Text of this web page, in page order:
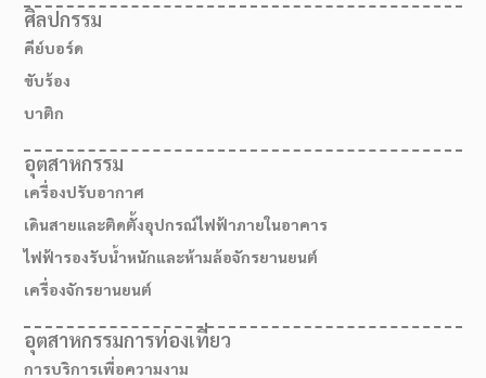
ศิลปกรรม
คีย์บอร์ด
ขับร้อง
บาติก
อุตสาหกรรม
เครื่องปรับอากาศ
เดินสายและติดตั้งอุปกรณ์ไฟฟ้าภายในอาคาร
ไฟฟ้ารองรับน้ำหนักและห้ามล้อจักรยานยนต์
เครื่องจักรยานยนต์
อุตสาหกรรมการท่องเที่ยว
การบริการเพื่อความงาม